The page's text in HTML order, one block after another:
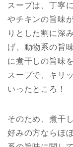
スープは、丁寧
やチキンの旨味
りとした割に深
げ、動物系の旨
に煮干しの旨味
スープで、キリ
いったところ！
そのため、煮干
好みの方ならほ